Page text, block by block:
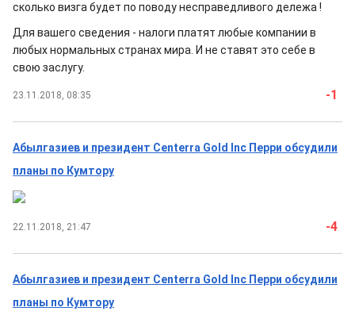
сколько визга будет по поводу несправедливого дележа !
Для вашего сведения - налоги платят любые компании в
любых нормальных странах мира. И не ставят это себе в
свою заслугу.
23.11.2018, 08:35 -1
Абылгазиев и президент Centerra Gold Inc Перри обсудили
планы по Кумтору
22.11.2018, 21:47 -4
Абылгазиев и президент Centerra Gold Inc Перри обсудили
планы по Кумтору